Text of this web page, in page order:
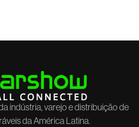
indústria, varejo e distribuição de
da América Latina.